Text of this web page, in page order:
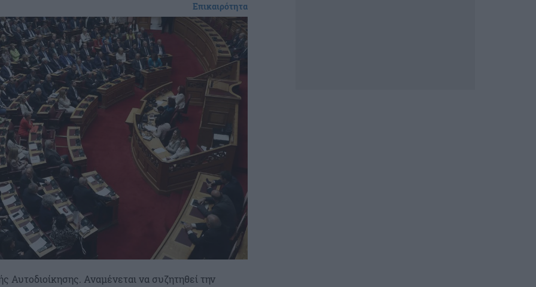
Επικαιρότητα
Αυτοδιοίκησης. Αναμένεται να συζητηθεί την